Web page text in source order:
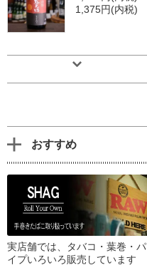
1,375円(内税)
おすすめ
実店舗では、タバコ・葉巻・パ
イプいろいろ販売しています